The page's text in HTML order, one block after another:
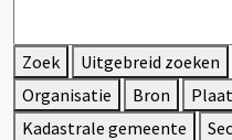
Zoek
Uitgebreid zoeken
Organisatie
Bron
Kadastrale gemeente